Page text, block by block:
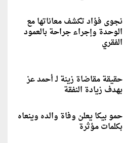
نجوى فؤاد تكشف معاناتها مع
الوحدة وإجراء جراحة بالعمود
الفقري
حقيقة مقاضاة زينة لـ أحمد عز
بهدف زيادة النفقة
حمو بيكا يعلن وفاة والده وينعاه
بكلمات مؤثرة